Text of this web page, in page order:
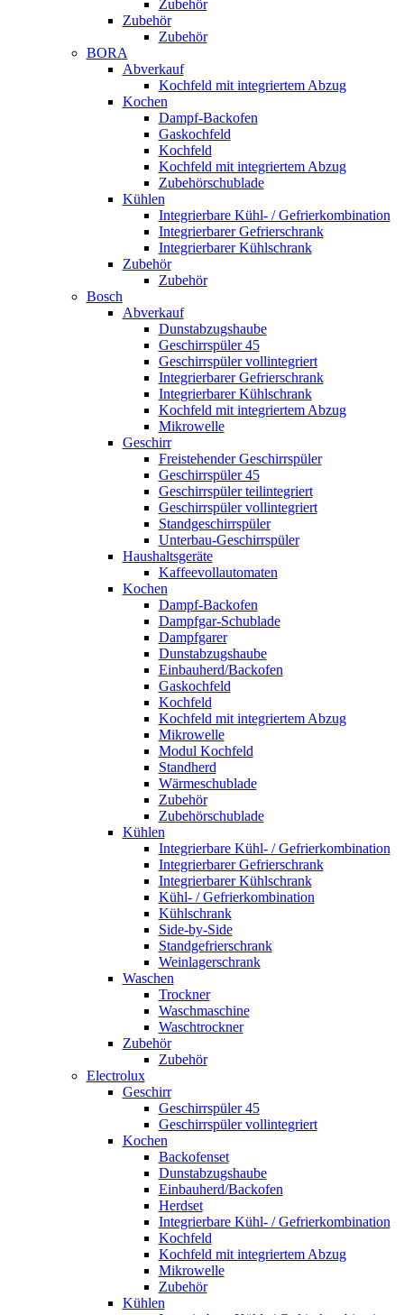
Zubehör
Zubehör
Zubehör
BORA
Abverkauf
Kochfeld mit integriertem Abzug
Kochen
Dampf-Backofen
Gaskochfeld
Kochfeld
Kochfeld mit integriertem Abzug
Zubehörschublade
Kühlen
Integrierbare Kühl- / Gefrierkombination
Integrierbarer Gefrierschrank
Integrierbarer Kühlschrank
Zubehör
Zubehör
Bosch
Abverkauf
Dunstabzugshaube
Geschirrspüler 45
Geschirrspüler vollintegriert
Integrierbarer Gefrierschrank
Integrierbarer Kühlschrank
Kochfeld mit integriertem Abzug
Mikrowelle
Geschirr
Freistehender Geschirrspüler
Geschirrspüler 45
Geschirrspüler teilintegriert
Geschirrspüler vollintegriert
Standgeschirrspüler
Unterbau-Geschirrspüler
Haushaltsgeräte
Kaffeevollautomaten
Kochen
Dampf-Backofen
Dampfgar-Schublade
Dampfgarer
Dunstabzugshaube
Einbauherd/Backofen
Gaskochfeld
Kochfeld
Kochfeld mit integriertem Abzug
Mikrowelle
Modul Kochfeld
Standherd
Wärmeschublade
Zubehör
Zubehörschublade
Kühlen
Integrierbare Kühl- / Gefrierkombination
Integrierbarer Gefrierschrank
Integrierbarer Kühlschrank
Kühl- / Gefrierkombination
Kühlschrank
Side-by-Side
Standgefrierschrank
Weinlagerschrank
Waschen
Trockner
Waschmaschine
Waschtrockner
Zubehör
Zubehör
Electrolux
Geschirr
Geschirrspüler 45
Geschirrspüler vollintegriert
Kochen
Backofenset
Dunstabzugshaube
Einbauherd/Backofen
Herdset
Integrierbare Kühl- / Gefrierkombination
Kochfeld
Kochfeld mit integriertem Abzug
Mikrowelle
Zubehör
Kühlen